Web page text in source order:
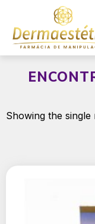
Showing the single